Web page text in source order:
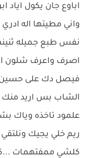
اباوع جان يكول اياد
واني مطيتها اله
نفس طبع جميله
اصرف واعرف شلون
فيصل دك على حسين
الشاب بس اريد منك
علمود تاخذه وياك
ريم خلي يجيك
كلشي ممفتهمات